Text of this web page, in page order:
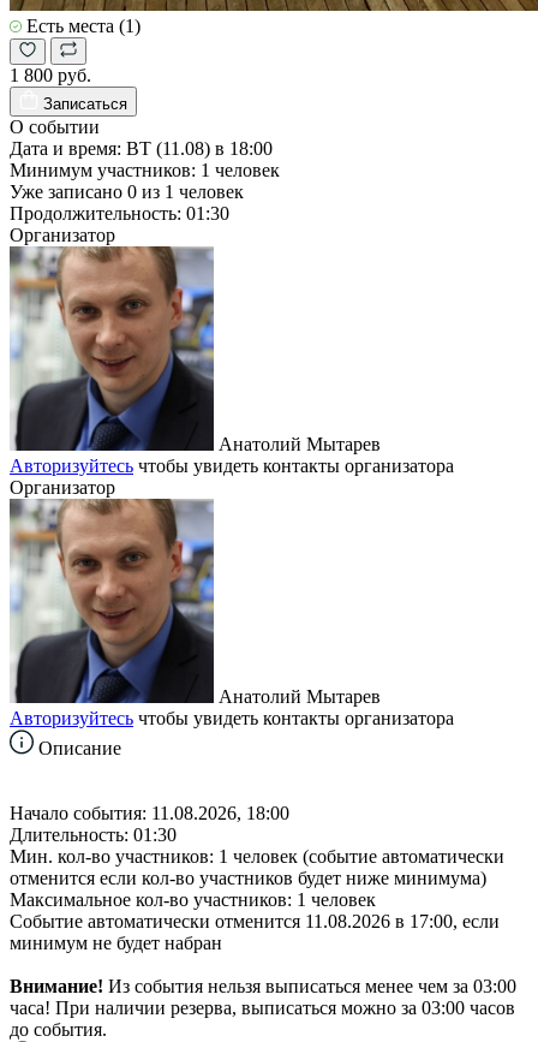
Есть места (1)
1 800 руб.
Записаться
О событии
Дата и время: ВТ (11.08) в 18:00
Минимум участников: 1 человек
Уже записано 0 из 1 человек
Продолжительность: 01:30
Организатор
Анатолий Мытарев
Авторизуйтесь чтобы увидеть контакты организатора
Организатор
Анатолий Мытарев
Авторизуйтесь чтобы увидеть контакты организатора
Описание
Начало события: 11.08.2026, 18:00
Длительность: 01:30
Мин. кол-во участников: 1 человек (событие автоматически
отменится если кол-во участников будет ниже минимума)
Максимальное кол-во участников: 1 человек
Событие автоматически отменится 11.08.2026 в 17:00, если
минимум не будет набран
Внимание! Из события нельзя выписаться менее чем за 03:00
часа! При наличии резерва, выписаться можно за 03:00 часов
до события.